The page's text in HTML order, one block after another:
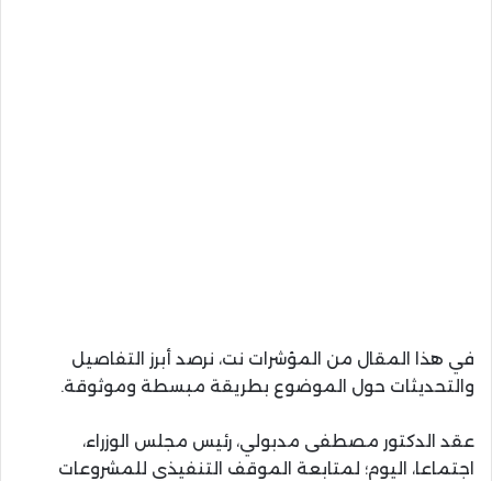
في هذا المقال من المؤشرات نت، نرصد أبرز التفاصيل
والتحديثات حول الموضوع بطريقة مبسطة وموثوقة.
عقد الدكتور مصطفى مدبولي، رئيس مجلس الوزراء،
اجتماعا، اليوم؛ لمتابعة الموقف التنفيذي للمشروعات